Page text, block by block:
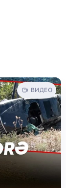
ВИДЕО